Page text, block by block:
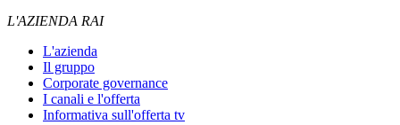
L'AZIENDA RAI
L'azienda
Il gruppo
Corporate governance
I canali e l'offerta
Informativa sull'offerta tv